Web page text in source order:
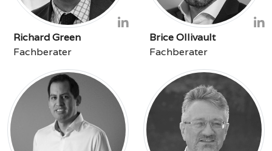
Richard Green
Fachberater
Brice Ollivault
Fachberater